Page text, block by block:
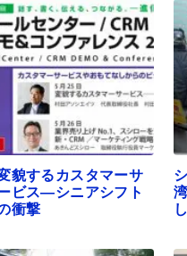
貌するカスタマーサ
ビス―シニアシフト
衝撃